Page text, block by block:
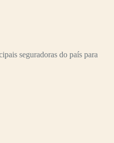
seguradoras do país para